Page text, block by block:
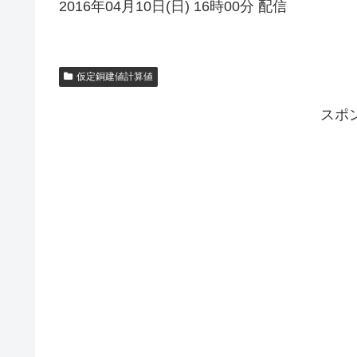
2016年04月10日(日) 16時00分 配信
仮定銅建値計算値
スポ